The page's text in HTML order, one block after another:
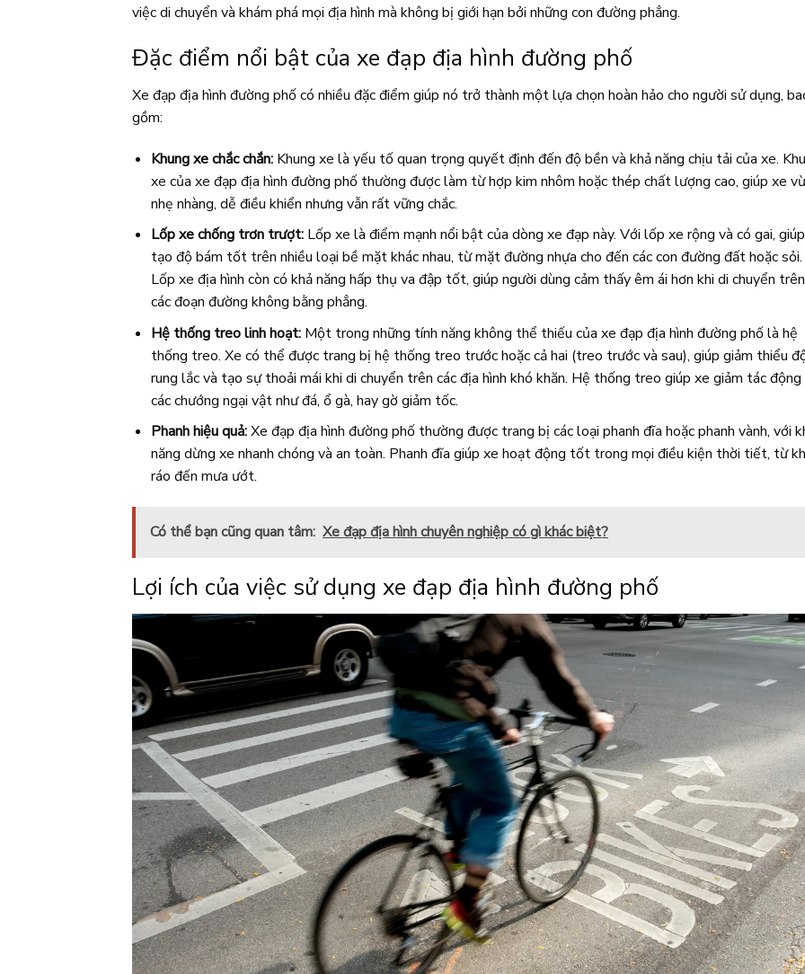
việc di chuyển và khám phá mọi địa hình mà không bị giới hạn bởi những con đường phẳng.
Đặc điểm nổi bật của xe đạp địa hình đường phố
Xe đạp địa hình đường phố có nhiều đặc điểm giúp nó trở thành một lựa chọn hoàn hảo cho người sử dụng,
gồm:
Khung xe chắc chắn:Khung xe là yếu tố quan trọng quyết định đến độ bền và khả năng chịu tải của xe.
xe của xe đạp địa hình đường phố thường được làm từ hợp kim nhôm hoặc thép chất lượng cao, giúp xe
nhẹ nhàng, dễ điều khiển nhưng vẫn rất vững chắc.
Lốp xe chống trơn trượt:Lốp xe là điểm mạnh nổi bật của dòng xe đạp này. Với lốp xe rộng và có gai, giúp
tạo độ bám tốt trên nhiều loại bề mặt khác nhau, từ mặt đường nhựa cho đến các con đường đất hoặc sỏi.
Lốp xe địa hình còn có khả năng hấp thụ va đập tốt, giúp người dùng cảm thấy êm ái hơn khi di chuyển trên
các đoạn đường không bằng phẳng.
Hệ thống treo linh hoạt:Một trong những tính năng không thể thiếu của xe đạp địa hình đường phố là hệ
thống treo. Xe có thể được trang bị hệ thống treo trước hoặc cả hai (treo trước và sau), giúp giảm thiểu
rung lắc và tạo sự thoải mái khi di chuyển trên các địa hình khó khăn. Hệ thống treo giúp xe giảm tác
các chướng ngại vật như đá, ổ gà, hay gờ giảm tốc.
Phanh hiệu quả:Xe đạp địa hình đường phố thường được trang bị các loại phanh đĩa hoặc phanh vành, với
năng dừng xe nhanh chóng và an toàn. Phanh đĩa giúp xe hoạt động tốt trong mọi điều kiện thời tiết, từ
ráo đến mưa ướt.
Có thể bạn cũng quan tâm: Xe đạp địa hình chuyên nghiệp có gì khác biệt?
Lợi ích của việc sử dụng xe đạp địa hình đường phố